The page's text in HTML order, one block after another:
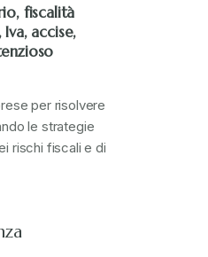
fiscalità
accise,
per risolvere
le strategie
rischi fiscali e di